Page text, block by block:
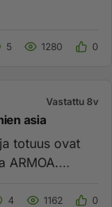
5 1280 0
Vastattu 8v
asia
ARMOA.
4 1162 0